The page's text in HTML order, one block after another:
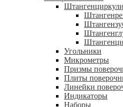
Штангенциркули
Угольники
Микрометры
Призмы
Плиты
Линейки
Индикаторы
Наборы